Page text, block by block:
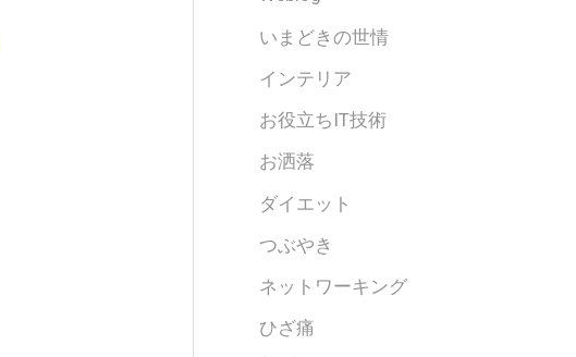
いまどきの世情
インテリア
お役立ちIT技術
お洒落
ダイエット
つぶやき
ネットワーキング
ひざ痛